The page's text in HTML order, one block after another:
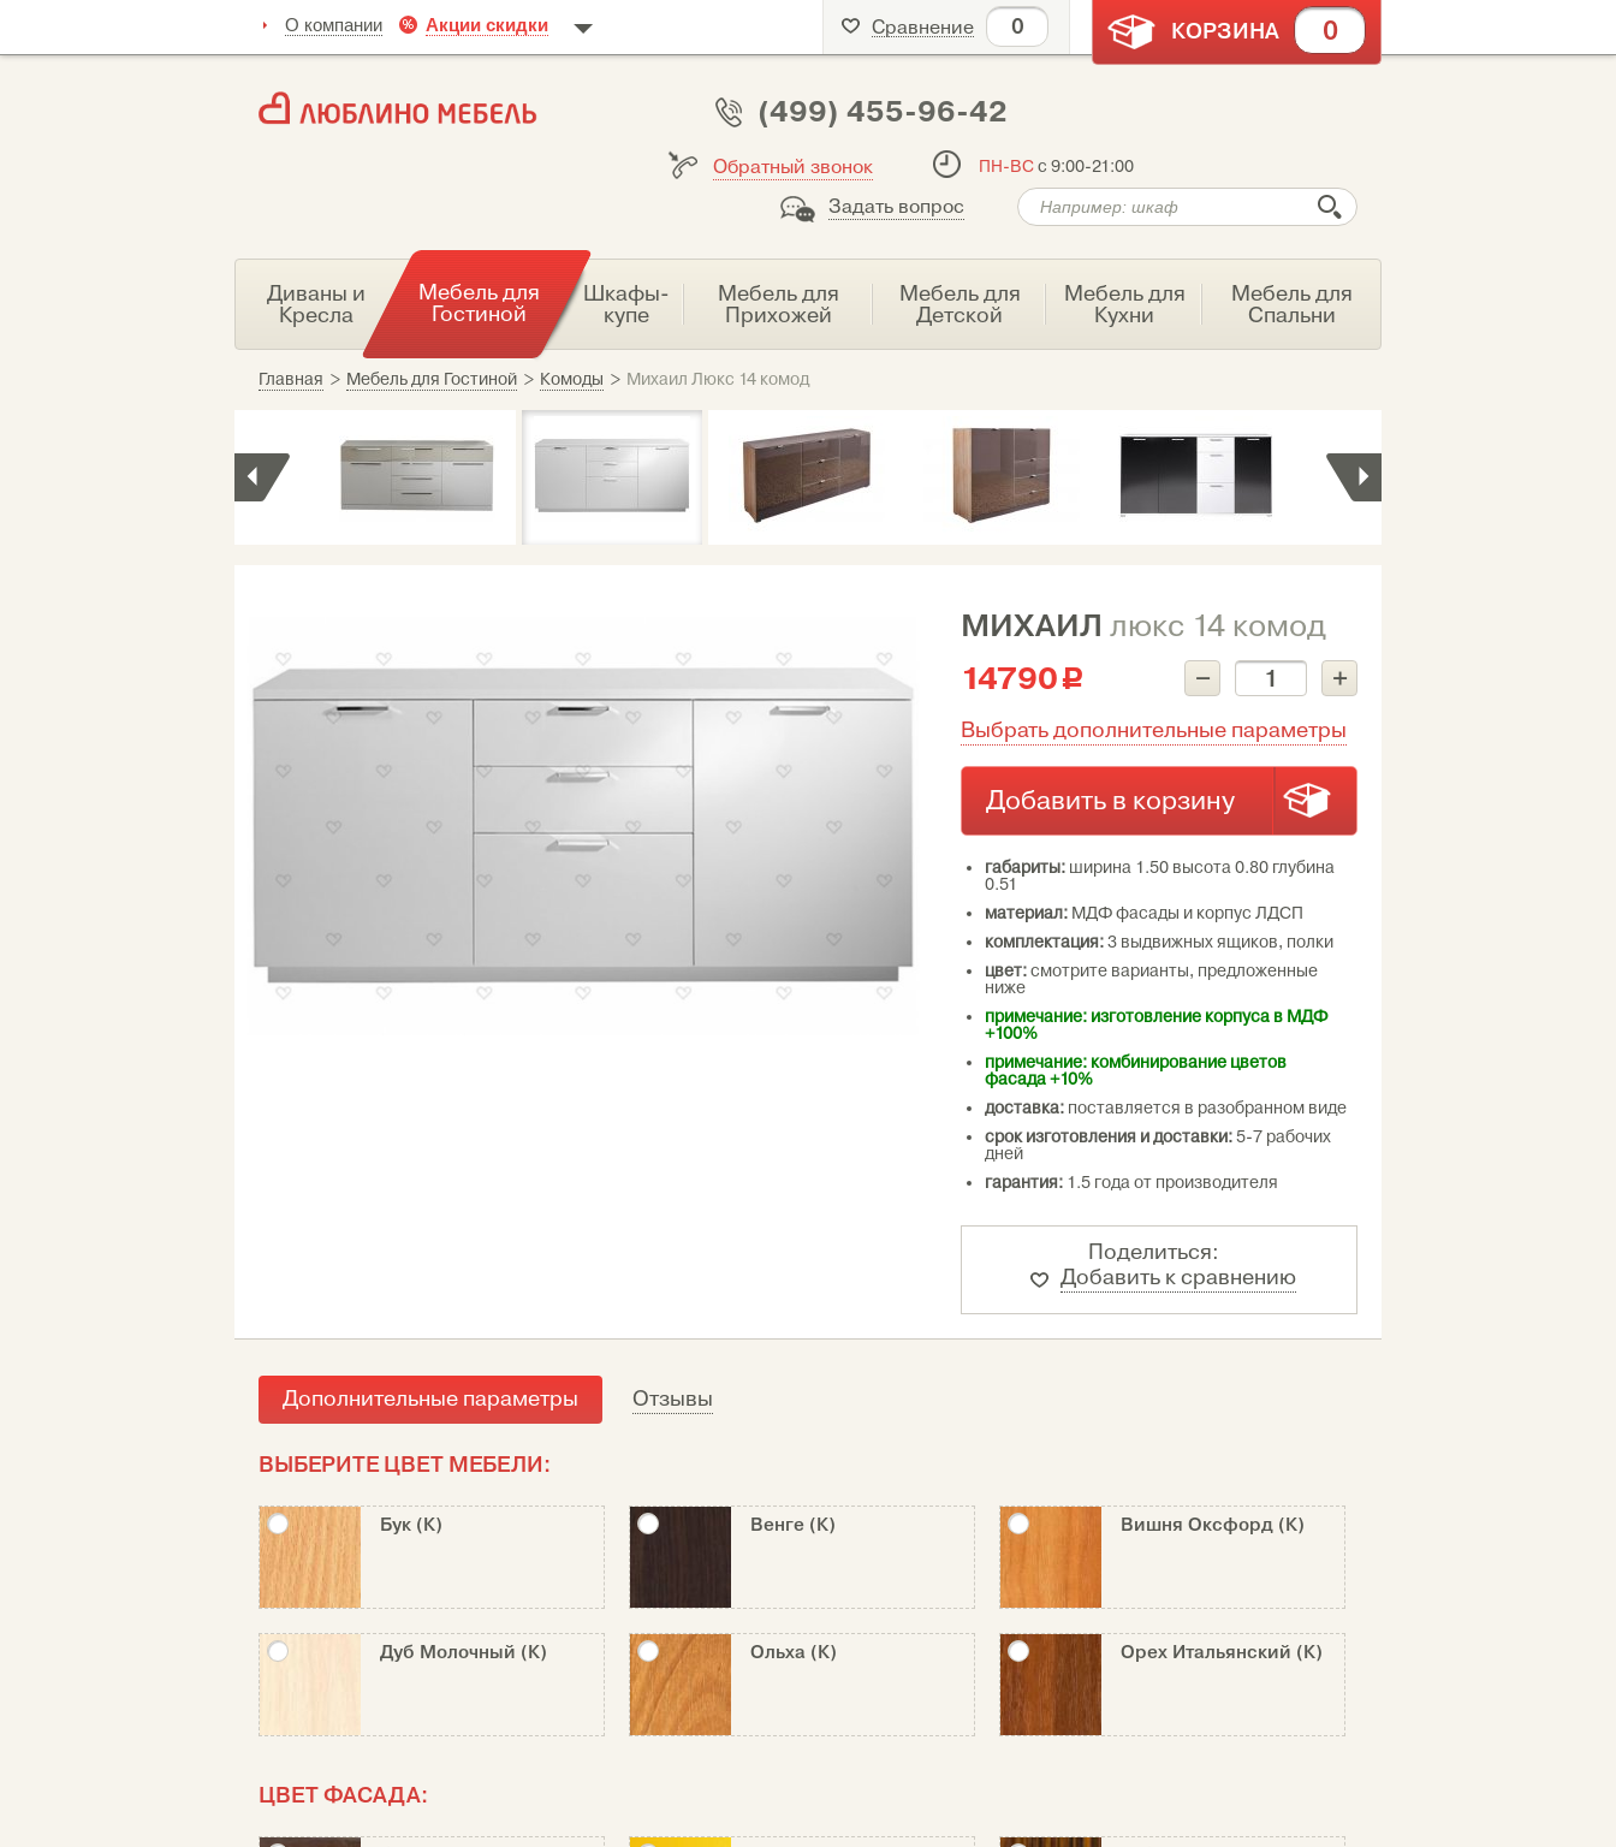
О компании Акции скидки Сравнение 0 КОРЗИНА 0
(499) 455-96-42
Обратный звонок ПН-ВСс 9:00-21:00
Задать вопрос
Диваны и
Кресла
Мебель для
Гостиной
Шкафы-
купе
Мебель для
Прихожей
Мебель для
Детской
Мебель для
Кухни
Мебель для
Спальни
Главная > Мебель для Гостиной > Комоды > Михаил Люкс 14 комод
МИХАИЛ люкс 14 комод
14790 c – +
Выбрать дополнительные параметры
Добавить в корзину
габариты: ширина 1.50 высота 0.80 глубина
0.51
материал: МДФ фасады и корпус ЛДСП
комплектация:3 выдвижных ящиков, полки
цвет:смотрите варианты, предложенные
ниже
примечание: изготовление корпуса в МДФ
+100%
примечание: комбинирование цветов
фасада +10%
доставка: поставляется в разобранном виде
срок изготовления и доставки:5-7 рабочих
дней
гарантия: 1.5 года от производителя
Поделиться:
Добавить к сравнению
Дополнительные параметры Отзывы
ВЫБЕРИТЕ ЦВЕТ МЕБЕЛИ:
Бук (К) Венге (К) Вишня Оксфорд (К)
Дуб Молочный (К) Ольха (К) Орех Итальянский (К)
ЦВЕТ ФАСАДА: